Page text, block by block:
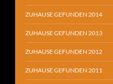
ZUHAUSE GEFUNDEN 2014
ZUHAUSE GEFUNDEN 2013
ZUHAUSE GEFUNDEN 2012
ZUHAUSE GEFUNDEN 2011